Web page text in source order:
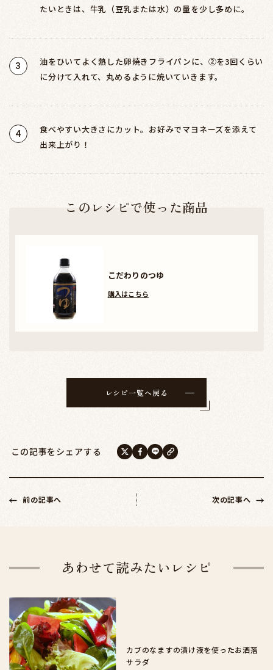
たいときは、牛乳（豆乳または水）の量を少し多めに。
3
油をひいてよく熱した卵焼きフライパンに、②を3回くらい
に分けて入れて、丸めるように焼いていきます。
4
食べやすい大きさにカット。お好みでマヨネーズを添えて
出来上がり！
このレシピで使った商品
こだわりのつゆ
購入はこちら
レシピ一覧へ戻る
この記事をシェアする
前の記事へ 次の記事へ
あわせて読みたいレシピ
カブのなますの漬け液を使ったお洒落
サラダ